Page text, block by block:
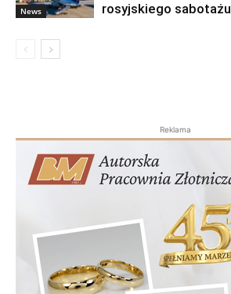
News
rosyjskiego sabotażu
Reklama